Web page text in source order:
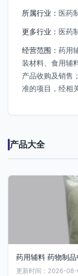
所属行业： 医药
更多行业： 医药
经营范围： 药用
装材料、食用辅
产品收购及销售
准的项目，经相
产品大全
药用辅料 药物制
更新时间：2026-